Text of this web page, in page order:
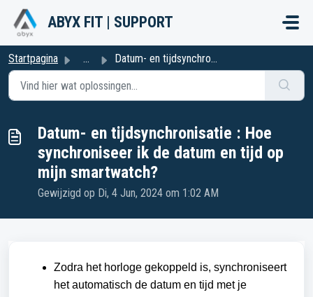
Doorgaan naar hoofdinhoud
ABYX FIT | SUPPORT
Startpagina ... Datum- en tijdsynchronisatie : Hoe synchroniseer ik de da...
Datum- en tijdsynchronisatie : Hoe
synchroniseer ik de datum en tijd op
mijn smartwatch?
Gewijzigd op Di, 4 Jun, 2024 om 1:02 AM
Zodra het horloge gekoppeld is, synchroniseert
het automatisch de datum en tijd met je